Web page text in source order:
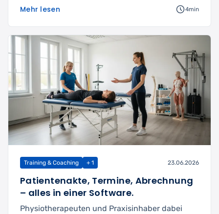
Mehr lesen 4min
Training & Coaching + 1 23.06.2026
Patientenakte, Termine, Abrechnung
– alles in einer Software.
Physiotherapeuten und Praxisinhaber dabei